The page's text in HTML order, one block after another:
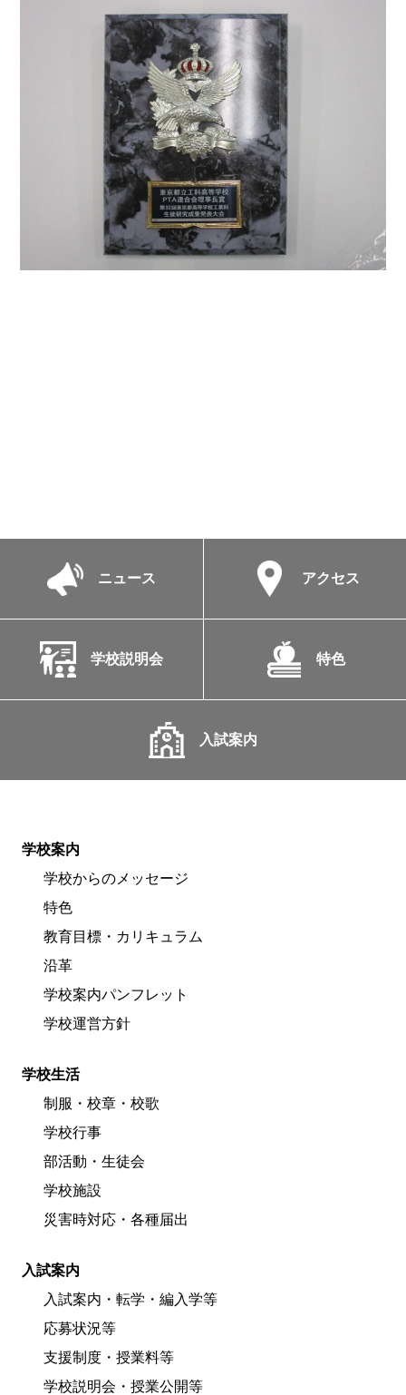
ニュース アクセス
学校説明会 特色
入試案内
学校案内
学校からのメッセージ
特色
教育目標・カリキュラム
沿革
学校案内パンフレット
学校運営方針
学校生活
制服・校章・校歌
学校行事
部活動・生徒会
学校施設
災害時対応・各種届出
入試案内
入試案内・転学・編入学等
応募状況等
支援制度・授業料等
学校説明会・授業公開等